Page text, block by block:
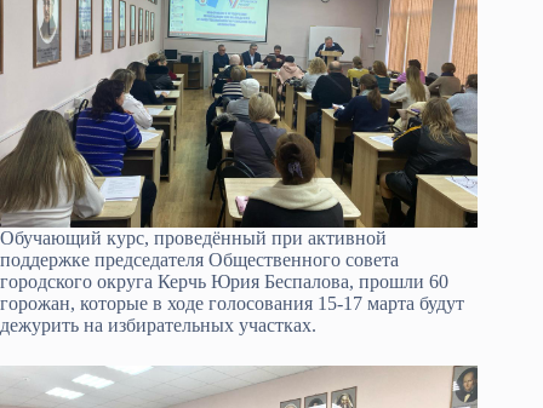
Обучающий курс, проведённый при активной
поддержке председателя Общественного совета
городского округа Керчь Юрия Беспалова, прошли 60
горожан, которые в ходе голосования 15-17 марта будут
дежурить на избирательных участках.